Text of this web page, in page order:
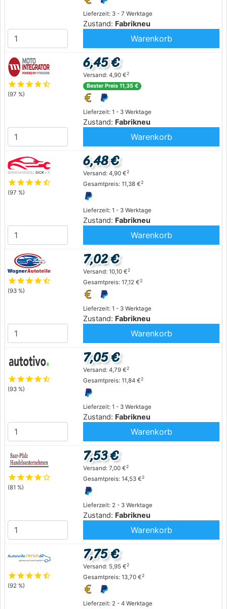
Lieferzeit: 3 - 7 Werktage
Zustand: Fabrikneu
Warenkorb
starstarstarstarstar_half
(97 %)
Lieferzeit: 1 - 3 Werktage
Zustand: Fabrikneu
6,45 €
Versand: 4,90 €2
Bester Preis 11,35 €
Warenkorb
starstarstarstarstar_half
(97 %)
Lieferzeit: 1 - 3 Werktage
Zustand: Fabrikneu
6,48 €
Versand: 4,90 €2
Gesamtpreis: 11,38 €2
Warenkorb
starstarstarstarstar_half
(93 %)
Lieferzeit: 1 - 3 Werktage
Zustand: Fabrikneu
7,02 €
Versand: 10,10 €2
Gesamtpreis: 17,12 €2
Warenkorb
starstarstarstarstar_half
(93 %)
Lieferzeit: 1 - 3 Werktage
Zustand: Fabrikneu
7,05 €
Versand: 4,79 €2
Gesamtpreis: 11,84 €2
Warenkorb
starstarstarstarstar_outline
(81 %)
Lieferzeit: 2 - 3 Werktage
Zustand: Fabrikneu
7,53 €
Versand: 7,00 €2
Gesamtpreis: 14,53 €2
Warenkorb
starstarstarstarstar_half
(92 %)
Lieferzeit: 2 - 4 Werktage
7,75 €
Versand: 5,95 €2
Gesamtpreis: 13,70 €2